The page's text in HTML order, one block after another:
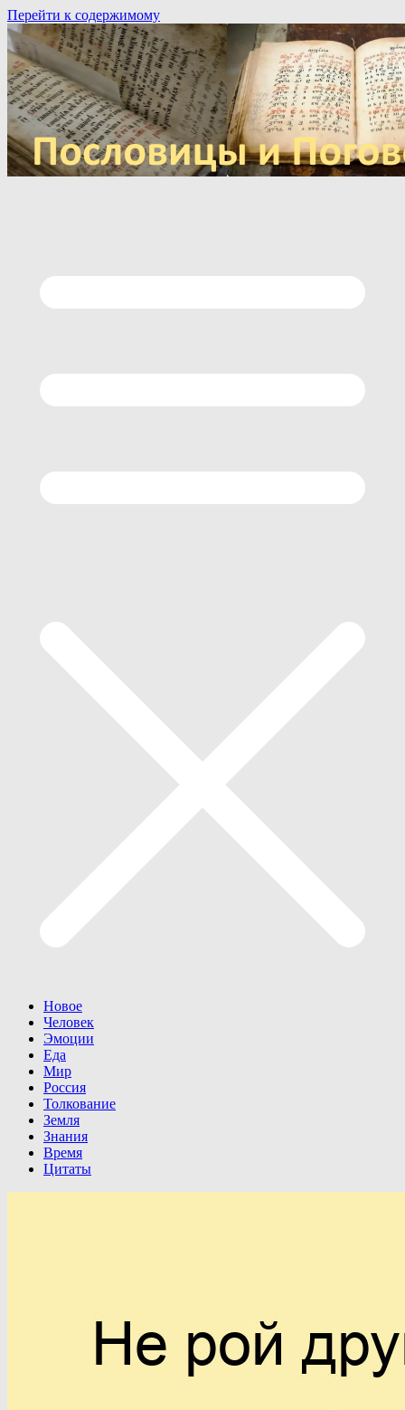
Перейти к содержимому
Новое
Человек
Эмоции
Еда
Мир
Россия
Толкование
Земля
Знания
Время
Цитаты